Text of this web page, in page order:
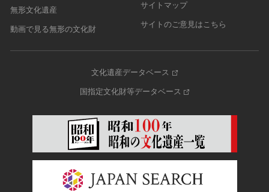
無形文化遺産
動画で見る無形の文化財
サイトマップ
サイトのご意見はこちら
文化遺産データベース
国指定文化財等データベース